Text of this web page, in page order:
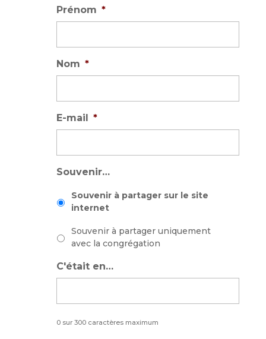
Prénom *
Nom *
E-mail *
Souvenir…
Souvenir à partager sur le site
internet
Souvenir à partager uniquement
avec la congrégation
C'était en…
0 sur 300 caractères maximum